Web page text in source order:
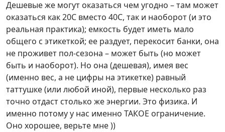
Дешевые же могут оказаться чем угодно – там может
оказаться как 20С вместо 40С, так и наоборот (и это
реальная практика); емкость будет иметь мало
общего с этикеткой; ее раздует, перекосит банки, она
не проживет пол-сезона – может быть (но может
быть и наоборот). Но она (дешевая), имея вес
(именно вес, а не цифры на этикетке) равный
таттушке (или любой иной), первые несколько раз
точно отдаст столько же энергии. Это физика. И
именно потому у нас именно ТАКОЕ ограничение.
Оно хорошее, верьте мне ))